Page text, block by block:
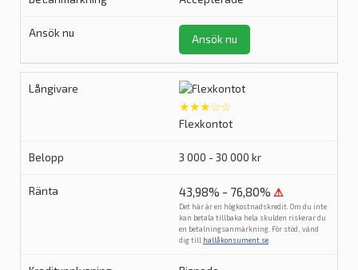
Ansök nu
★★★☆☆
Flexkontot
3 000 - 30 000 kr
43,98% - 76,80% ⚠
Det här är en högkostnadskredit. Om du inte
kan betala tillbaka hela skulden riskerar du
en betalningsanmärkning. För stöd, vänd
dig till hallåkonsument.se